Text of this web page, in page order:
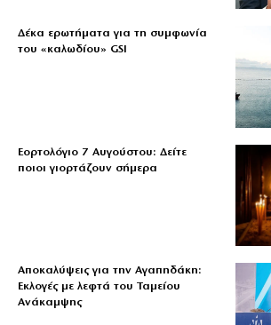
Δέκα ερωτήματα για τη συμφωνία
του «καλωδίου» GSI
Εορτολόγιο 7 Αυγούστου: Δείτε
ποιοι γιορτάζουν σήμερα
Αποκαλύψεις για την Αγαπηδάκη:
Εκλογές με λεφτά του Ταμείου
Ανάκαμψης